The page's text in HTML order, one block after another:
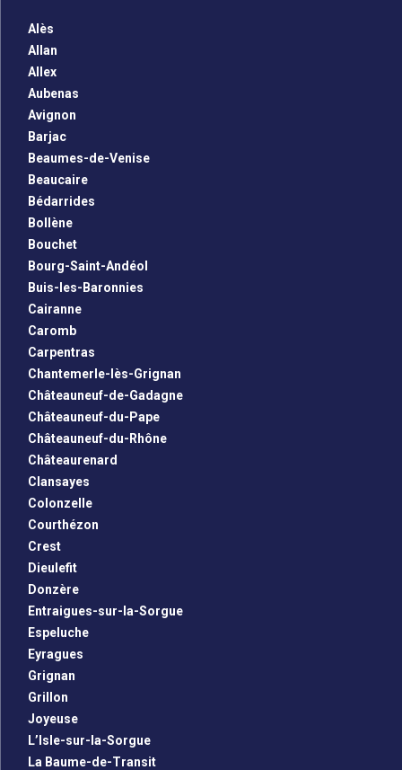
Alès
Allan
Allex
Aubenas
Avignon
Barjac
Beaumes-de-Venise
Beaucaire
Bédarrides
Bollène
Bouchet
Bourg-Saint-Andéol
Buis-les-Baronnies
Cairanne
Caromb
Carpentras
Chantemerle-lès-Grignan
Châteauneuf-de-Gadagne
Châteauneuf-du-Pape
Châteauneuf-du-Rhône
Châteaurenard
Clansayes
Colonzelle
Courthézon
Crest
Dieulefit
Donzère
Entraigues-sur-la-Sorgue
Espeluche
Eyragues
Grignan
Grillon
Joyeuse
L’Isle-sur-la-Sorgue
La Baume-de-Transit